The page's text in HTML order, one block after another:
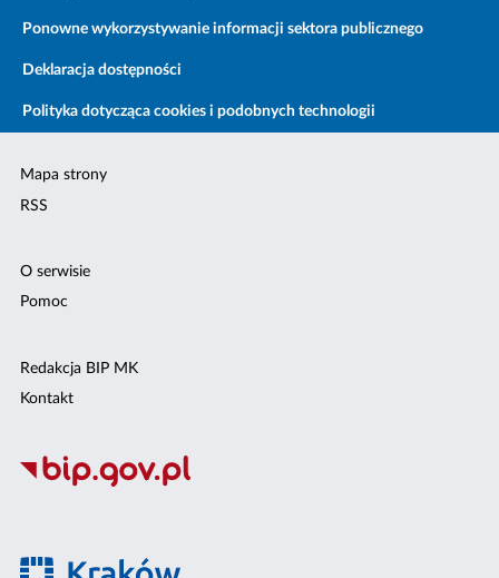
Ponowne wykorzystywanie informacji sektora publicznego
Deklaracja dostępności
Polityka dotycząca cookies i podobnych technologii
Mapa strony
RSS
O serwisie
Pomoc
Redakcja BIP MK
Kontakt